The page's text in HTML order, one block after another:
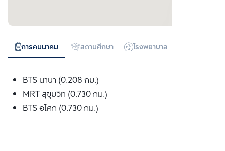
การคมนาคม สถานศึกษา โรงพยาบาล
BTS นานา (0.208 กม.)
MRT สุขุมวิท (0.730 กม.)
BTS อโศก (0.730 กม.)